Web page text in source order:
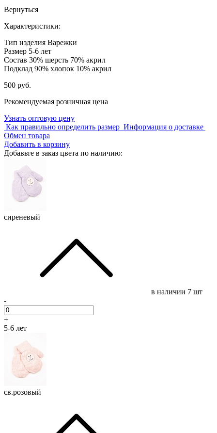
Вернуться
Характеристики:
Тип изделия Варежки
Размер 5-6 лет
Состав 30% шерсть 70% акрил
Подклад 90% хлопок 10% акрил
500 руб.
Рекомендуемая розничная цена
Узнать оптовую цену
Как правильно определить размер Информация о доставке
Обмен товара
Добавить в корзину
Добавьте в заказ цвета по наличию:
сиреневый
в наличии 7 шт
-
+
5-6 лет
св.розовый